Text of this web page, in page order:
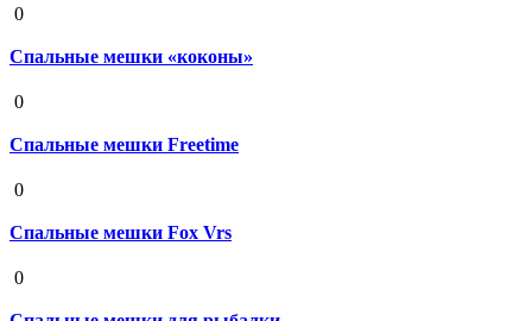
0
Спальные мешки «коконы»
0
Спальные мешки Freetime
0
Спальные мешки Fox Vrs
0